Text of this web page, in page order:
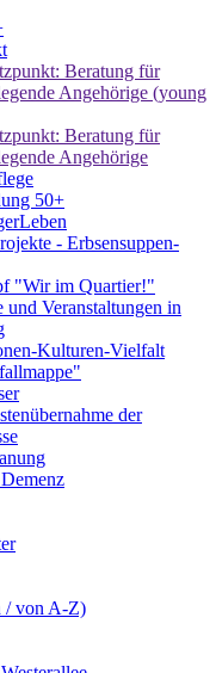
Beratung für
Angehörige (young
Beratung für
Angehörige
50+
- Erbsensuppen-
"Wir im Quartier!"
und Veranstaltungen in
Kulturen-Vielfalt
der
/ von A-Z)